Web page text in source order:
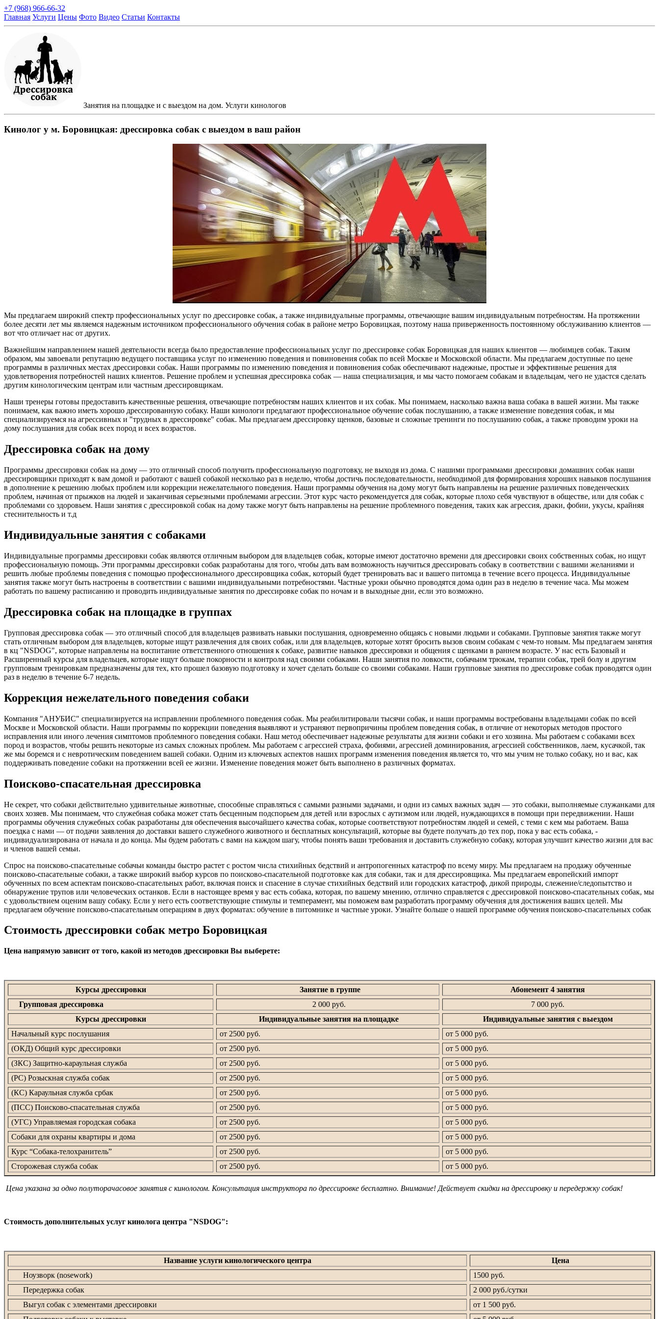
+7 (968) 966-66-32
Главная Услуги Цены Фото Видео Статьи Контакты
Занятия на площадке и с выездом на дом. Услуги кинологов
Кинолог у м. Боровицкая: дрессировка собак с выездом в ваш район
Мы предлагаем широкий спектр профессиональных услуг по дрессировке собак, а также индивидуальные программы, отвечающие вашим индивидуальным потребностям. На протяжении
более десяти лет мы являемся надежным источником профессионального обучения собак в районе метро Боровицкая, поэтому наша приверженность постоянному обслуживанию клиентов —
вот что отличает нас от других.
Важнейшим направлением нашей деятельности всегда было предоставление профессиональных услуг по дрессировке собак Боровицкая для наших клиентов — любимцев собак. Таким
образом, мы завоевали репутацию ведущего поставщика услуг по изменению поведения и повиновения собак по всей Москве и Московской области. Мы предлагаем доступные по цене
программы в различных местах дрессировки собак. Наши программы по изменению поведения и повиновения собак обеспечивают надежные, простые и эффективные решения для
удовлетворения потребностей наших клиентов. Решение проблем и успешная дрессировка собак — наша специализация, и мы часто помогаем собакам и владельцам, чего не удастся сделать
другим кинологическим центрам или частным дрессировщикам.
Наши тренеры готовы предоставить качественные решения, отвечающие потребностям наших клиентов и их собак. Мы понимаем, насколько важна ваша собака в вашей жизни. Мы также
понимаем, как важно иметь хорошо дрессированную собаку. Наши кинологи предлагают профессиональное обучение собак послушанию, а также изменение поведения собак, и мы
специализируемся на агрессивных и "трудных в дрессировке" собак. Мы предлагаем дрессировку щенков, базовые и сложные тренинги по послушанию собак, а также проводим уроки на
дому послушания для собак всех пород и всех возрастов.
Дрессировка собак на дому
Программы дрессировки собак на дому — это отличный способ получить профессиональную подготовку, не выходя из дома. С нашими программами дрессировки домашних собак наши
дрессировщики приходят к вам домой и работают с вашей собакой несколько раз в неделю, чтобы достичь последовательности, необходимой для формирования хороших навыков послушания
в дополнение к решению любых проблем или коррекции нежелательного поведения. Наши программы обучения на дому могут быть направлены на решение различных поведенческих
проблем, начиная от прыжков на людей и заканчивая серьезными проблемами агрессии. Этот курс часто рекомендуется для собак, которые плохо себя чувствуют в обществе, или для собак с
проблемами со здоровьем. Наши занятия с дрессировкой собак на дому также могут быть направлены на решение проблемного поведения, таких как агрессия, драки, фобии, укусы, крайняя
стеснительность и т.д
Индивидуальные занятия с собаками
Индивидуальные программы дрессировки собак являются отличным выбором для владельцев собак, которые имеют достаточно времени для дрессировки своих собственных собак, но ищут
профессиональную помощь. Эти программы дрессировки собак разработаны для того, чтобы дать вам возможность научиться дрессировать собаку в соответствии с вашими желаниями и
решить любые проблемы поведения с помощью профессионального дрессировщика собак, который будет тренировать вас и вашего питомца в течение всего процесса. Индивидуальные
занятия также могут быть настроены в соответствии с вашими индивидуальными потребностями. Частные уроки обычно проводятся дома один раз в неделю в течение часа. Мы можем
работать по вашему расписанию и проводить индивидуальные занятия по дрессировке собак по ночам и в выходные дни, если это возможно.
Дрессировка собак на площадке в группах
Групповая дрессировка собак — это отличный способ для владельцев развивать навыки послушания, одновременно общаясь с новыми людьми и собаками. Групповые занятия также могут
стать отличным выбором для владельцев, которые ищут развлечения для своих собак, или для владельцев, которые хотят бросить вызов своим собакам с чем-то новым. Мы предлагаем занятия
в кц "NSDOG", которые направлены на воспитание ответственного отношения к собаке, развитие навыков дрессировки и общения с щенками в раннем возрасте. У нас есть Базовый и
Расширенный курсы для владельцев, которые ищут больше покорности и контроля над своими собаками. Наши занятия по ловкости, собачьим трюкам, терапии собак, трей болу и другим
групповым тренировкам предназначены для тех, кто прошел базовую подготовку и хочет сделать больше со своими собаками. Наши групповые занятия по дрессировке собак проводятся один
раз в неделю в течение 6-7 недель.
Коррекция нежелательного поведения собаки
Компания "АНУБИС" специализируется на исправлении проблемного поведения собак. Мы реабилитировали тысячи собак, и наши программы востребованы владельцами собак по всей
Москве и Московской области. Наши программы по коррекции поведения выявляют и устраняют первопричины проблем поведения собак, в отличие от некоторых методов простого
исправления или иного лечения симптомов проблемного поведения собаки. Наш метод обеспечивает надежные результаты для жизни собаки и его хозяина. Мы работаем с собаками всех
пород и возрастов, чтобы решить некоторые из самых сложных проблем. Мы работаем с агрессией страха, фобиями, агрессией доминирования, агрессией собственников, лаем, кусачкой, так
же мы боремся и с невротическим поведением вашей собаки. Одним из ключевых аспектов наших программ изменения поведения является то, что мы учим не только собаку, но и вас, как
поддерживать поведение собаки на протяжении всей ее жизни. Изменение поведения может быть выполнено в различных форматах.
Поисково-спасательная дрессировка
Не секрет, что собаки действительно удивительные животные, способные справляться с самыми разными задачами, и одни из самых важных задач — это собаки, выполняемые служанками для
своих хозяев. Мы понимаем, что служебная собака может стать бесценным подспорьем для детей или взрослых с аутизмом или людей, нуждающихся в помощи при передвижении. Наши
программы обучения служебных собак разработаны для обеспечения высочайшего качества собак, которые соответствуют потребностям людей и семей, с теми с кем мы работаем. Ваша
поездка с нами — от подачи заявления до доставки вашего служебного животного и бесплатных консультаций, которые вы будете получать до тех пор, пока у вас есть собака, -
индивидуализирована от начала и до конца. Мы будем работать с вами на каждом шагу, чтобы понять ваши требования и доставить служебную собаку, которая улучшит качество жизни для вас
и членов вашей семьи.
Спрос на поисково-спасательные собачьи команды быстро растет с ростом числа стихийных бедствий и антропогенных катастроф по всему миру. Мы предлагаем на продажу обученные
поисково-спасательные собаки, а также широкий выбор курсов по поисково-спасательной подготовке как для собаки, так и для дрессировщика. Мы предлагаем европейский импорт
обученных по всем аспектам поисково-спасательных работ, включая поиск и спасение в случае стихийных бедствий или городских катастроф, дикой природы, слежение/следопытство и
обнаружение трупов или человеческих останков. Если в настоящее время у вас есть собака, которая, по вашему мнению, отлично справляется с дрессировкой поисково-спасательных собак, мы
с удовольствием оценим вашу собаку. Если у него есть соответствующие стимулы и темперамент, мы поможем вам разработать программу обучения для достижения ваших целей. Мы
предлагаем обучение поисково-спасательным операциям в двух форматах: обучение в питомнике и частные уроки. Узнайте больше о нашей программе обучения поисково-спасательных собак
Стоимость дрессировки собак метро Боровицкая
Цена напрямую зависит от того, какой из методов дрессировки Вы выберете:
Курсы дрессировки Занятие в группе
Абонемент 4 занятия
Групповая дрессировка
2 000 руб.
7 000 руб.
Курсы дрессировки
Индивидуальные занятия на площадке
Индивидуальные занятия с выездом
Начальный курс послушания
от 2500 руб.
от 5 000 руб.
(ОКД) Общий курс дрессировки
от 2500 руб.
от 5 000 руб.
(ЗКС) Защитно-караульная служба
от 2500 руб.
от 5 000 руб.
(РС) Розыскная служба собак
от 2500 руб.
от 5 000 руб.
(КС) Караульная служба србак
от 2500 руб.
от 5 000 руб.
(ПСС) Поисково-спасательная служба
от 2500 руб.
от 5 000 руб.
(УГС) Управляемая городская собака
от 2500 руб.
от 5 000 руб.
Собаки для охраны квартиры и дома
от 2500 руб.
от 5 000 руб.
Курс “Собака-телохранитель”
от 2500 руб.
от 5 000 руб.
Сторожевая служба собак
от 2500 руб. от 5 000 руб.
Цена указана за одно полуторачасовое занятия с кинологом. Консультация инструктора по дрессировке бесплатно. Внимание! Действует скидки на дрессировку и передержку собак!
Стоимость дополнительных услуг кинолога центра "NSDOG":
Название услуги кинологического центра
Цена
Ноузворк (nosework)
1500 руб.
Передержка собак
2 000 руб./сутки
Выгул собак с элементами дрессировки
от 1 500 руб.